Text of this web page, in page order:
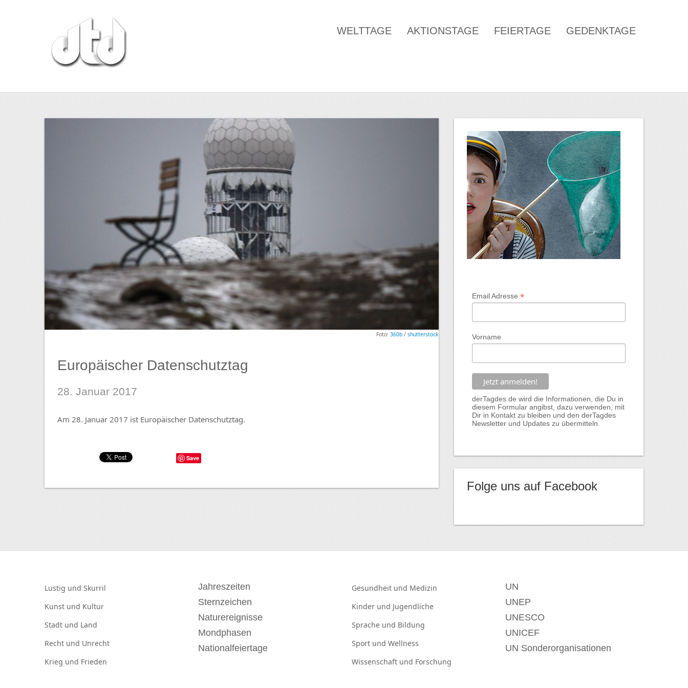
WELTTAGE AKTIONSTAGE FEIERTAGE GEDENKTAGE
Foto: 360b / shutterstock
Europäischer Datenschutztag
28. Januar 2017
Am 28. Januar 2017 ist Europäischer Datenschutztag.
Save
Email Adresse *
Vorname
derTagdes.de wird die Informationen, die Du in
diesem Formular angibst, dazu verwenden, mit
Dir in Kontakt zu bleiben und den derTagdes
Newsletter und Updates zu übermitteln.
Folge uns auf Facebook
Lustig und Skurril
Kunst und Kultur
Stadt und Land
Recht und Unrecht
Krieg und Frieden
Jahreszeiten
Sternzeichen
Naturereignisse
Mondphasen
Nationalfeiertage
Gesundheit und Medizin
Kinder und Jugendliche
Sprache und Bildung
Sport und Wellness
Wissenschaft und Forschung
UN
UNEP
UNESCO
UNICEF
UN Sonderorganisationen